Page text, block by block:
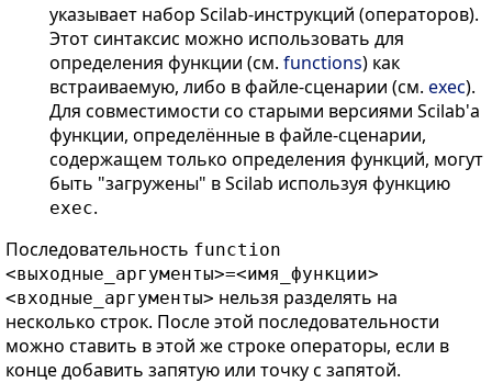
указывает набор Scilab-инструкций (операторов).
Этот синтаксис можно использовать для
определения функции (см. functions) как
встраиваемую, либо в файле-сценарии (см. exec).
Для совместимости со старыми версиями Scilab'а
функции, определённые в файле-сценарии,
содержащем только определения функций, могут
быть "загружены" в Scilab используя функцию
exec.
Последовательность function
<выходные_аргументы>=<имя_функции>
<входные_аргументы> нельзя разделять на
несколько строк. После этой последовательности
можно ставить в этой же строке операторы, если в
конце добавить запятую или точку с запятой.